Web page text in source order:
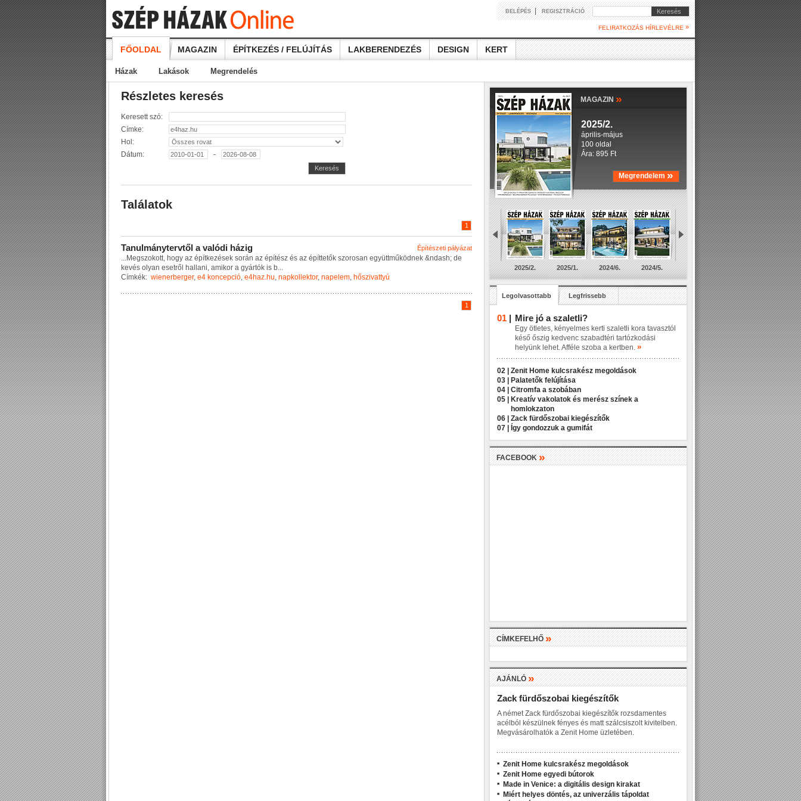
BELÉPÉS| REGISZTRÁCIÓ Keresés
FELIRATKOZÁS HÍRLEVÉLRE »
FŐOLDAL MAGAZIN ÉPÍTKEZÉS / FELÚJÍTÁS LAKBERENDEZÉS DESIGN KERT
Házak Lakások Megrendelés
Részletes keresés
Keresett szó:
Címke:
Hol:
Dátum:
-
Keresés
Találatok
1
Építészeti pályázat
Tanulmánytervtől a valódi házig
...Megszokott, hogy az építkezése k során az építész és az építtetők szorosan együttmű ködne k &ndash; de
kevés o yan esetrő ha ani, ami kor a gyártók is b...
Címkék: wienerberger, e4 koncepció, e4haz.hu, napkollektor, napelem, hőszivattyú
1
MAGAZIN »
2025/2.
április-május
100 oldal
Ára: 895 Ft
Megrendelem »
2025/2. 2025/1. 2024/6. 2024/5.
Legolvasottabb Legfrissebb
01 | Mire jó a szaletli?
Egy ötletes, kényelmes kerti szaletli kora tavasztól
késő őszig kedvenc szabadtéri tartózkodási
helyünk lehet. Afféle szoba a kertben. »
02 |
Zenit Home kulcsrakész megoldások
03 |
Palatetők felújítása
04 |
Citromfa a szobában
05 |
Kreatív vakolatok és merész színek a
homlokzaton
06 |
Zack fürdőszobai kiegészítők
07 |
Így gondozzuk a gumifát
FACEBOOK»
CÍMKEFELHŐ»
AJÁNLÓ»
Zack fürdőszobai kiegészítők
A német Zack fürdőszobai kiegészítők rozsdamentes
acélból készülnek fényes és matt szálcsiszolt kivitelben.
Megvásárolhatók a Zenit Home üzletében.
Zenit Home kulcsrakész megoldások
Zenit Home egyedi bútorok
Made in Venice: a digitális design kirakat
Miért helyes döntés, az univerzális tápoldat